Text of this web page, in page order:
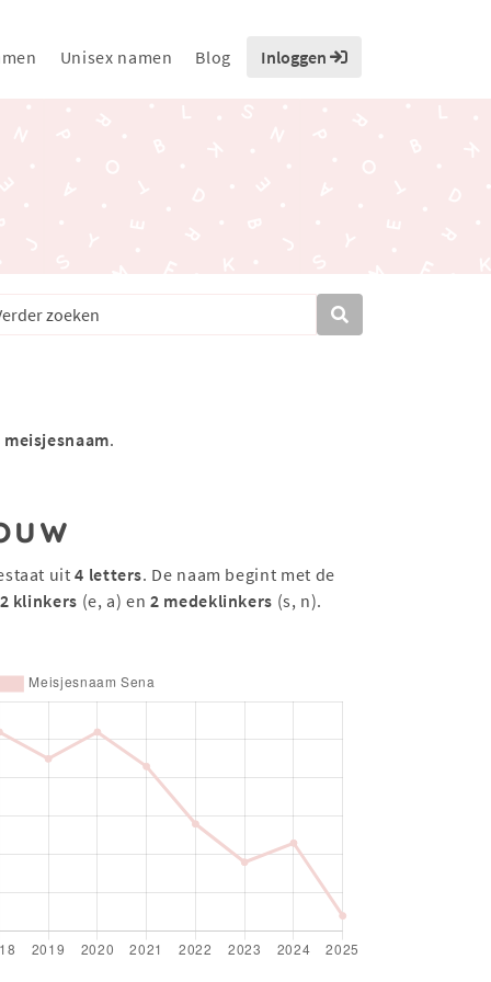
Unisex namen Blog Inloggen
meisjesnaam.
uit4 letters. De naam begint met de
2 klinkers (e, a) en2 medeklinkers (s, n).